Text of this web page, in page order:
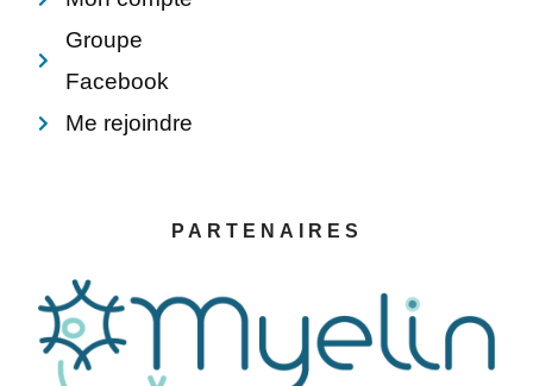
Groupe
Facebook
Me rejoindre
PARTENAIRES